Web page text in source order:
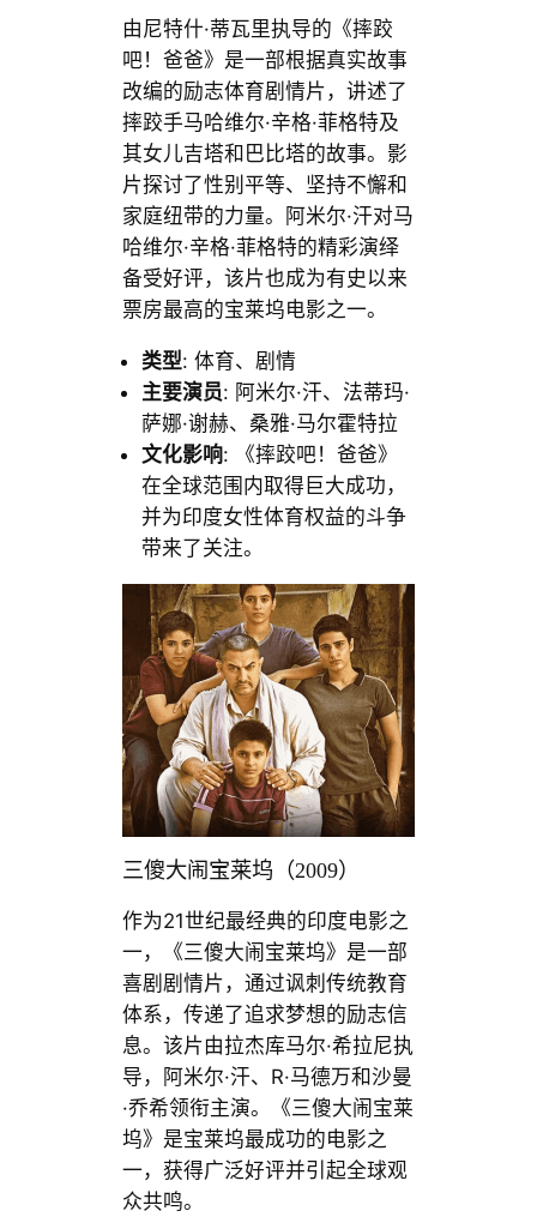
由尼特什·蒂瓦里执导的《摔跤
吧！爸爸》是一部根据真实故事
改编的励志体育剧情片，讲述了
摔跤手马哈维尔·辛格·菲格特及
其女儿吉塔和巴比塔的故事。影
片探讨了性别平等、坚持不懈和
家庭纽带的力量。阿米尔·汗对马
哈维尔·辛格·菲格特的精彩演绎
备受好评，该片也成为有史以来
票房最高的宝莱坞电影之一。
类型: 体育、剧情
主要演员: 阿米尔·汗、法蒂玛·
萨娜·谢赫、桑雅·马尔霍特拉
文化影响: 《摔跤吧！爸爸》
在全球范围内取得巨大成功，
并为印度女性体育权益的斗争
带来了关注。
三傻大闹宝莱坞（2009）
作为21世纪最经典的印度电影之
一，《三傻大闹宝莱坞》是一部
喜剧剧情片，通过讽刺传统教育
体系，传递了追求梦想的励志信
息。该片由拉杰库马尔·希拉尼执
导，阿米尔·汗、R·马德万和沙曼
·乔希领衔主演。《三傻大闹宝莱
坞》是宝莱坞最成功的电影之
一，获得广泛好评并引起全球观
众共鸣。